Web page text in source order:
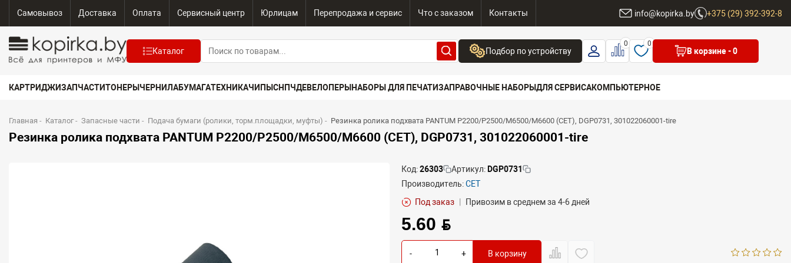
Самовывоз Доставка Оплата Сервисный центр Юрлицам Перепродажа и сервис Что с заказом Контакты info@kopirka.by +375 (29) 392-392-8
Каталог Подбор по устройству
Выберите бренд
0 0
В корзине- 0
КАРТРИДЖИЗАПЧАСТИТОНЕРЫ ЧЕРНИЛАБУМАГАТЕХНИКАЧИПЫСНПЧДЕВЕЛОПЕРЫ НАБОРЫ ДЛЯ ПЕЧАТИЗАПРАВОЧНЫЕ НАБОРЫДЛЯ СЕРВИСАКОМПЬЮТЕРНОЕ
Главная - Каталог - Запасные части - Подача бумаги (ролики, торм.площадки, муфты) - Резинка ролика подхвата PANTUM P2200/P2500/M6500/M6600 (CET), DGP0731, 301022060001-tire
Резинка ролика подхвата PANTUM P2200/P2500/M6500/M6600 (CET), DGP0731, 301022060001-tire
Код:26303 Артикул: DGP0731
Производитель:CET
Под заказ
Привозим в среднем за 4-6 дней
5.60 BYN
- + В корзину